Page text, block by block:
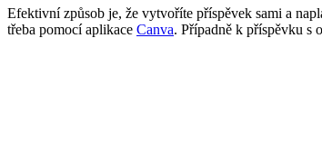
Efektivní způsob je, že vytvoříte příspěvek sami a
třeba pomocí aplikace Canva. Případně k příspěvku s